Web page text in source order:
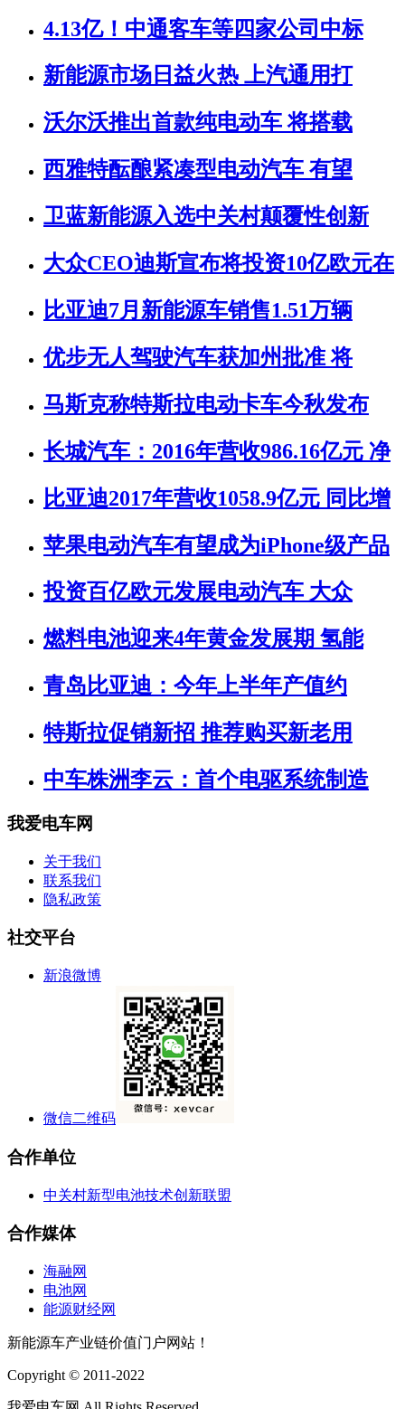
4.13亿！中通客车等四家公司中标
新能源市场日益火热 上汽通用打
沃尔沃推出首款纯电动车 将搭载
西雅特酝酿紧凑型电动汽车 有望
卫蓝新能源入选中关村颠覆性创新
大众CEO迪斯宣布将投资10亿欧元在
比亚迪7月新能源车销售1.51万辆
优步无人驾驶汽车获加州批准 将
马斯克称特斯拉电动卡车今秋发布
长城汽车：2016年营收986.16亿元 净
比亚迪2017年营收1058.9亿元 同比增
苹果电动汽车有望成为iPhone级产品
投资百亿欧元发展电动汽车 大众
燃料电池迎来4年黄金发展期 氢能
青岛比亚迪：今年上半年产值约
特斯拉促销新招 推荐购买新老用
中车株洲李云：首个电驱系统制造
我爱电车网
关于我们
联系我们
隐私政策
社交平台
新浪微博
微信二维码
合作单位
中关村新型电池技术创新联盟
合作媒体
海融网
电池网
能源财经网
新能源车产业链价值门户网站！
Copyright © 2011-2022